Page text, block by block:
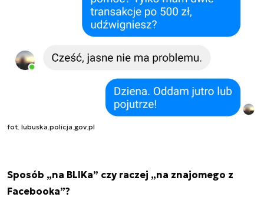
fot. lubuska.policja.gov.pl
Sposób „na BLIKa” czy raczej „na znajomego z
Facebooka”?